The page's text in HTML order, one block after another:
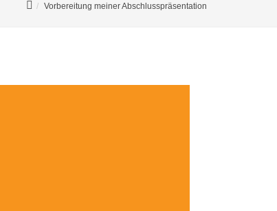
Vorbereitung meiner Abschlusspräsentation